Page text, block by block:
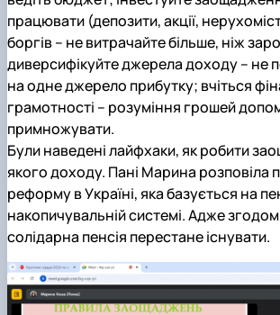
працювати (депозити, акції,
боргів – не витрачайте більше, ніж
диверсифікуйте джерела доходу – не
на одне джерело прибутку; вчіться
грамотності – розуміння грошей
примножувати.
Були наведені лайфхаки, як робити
якого доходу. Пані Марина розповіла
реформу в Україні, яка базується на
накопичувальній системі. Адже
солідарна пенсія перестане існувати.